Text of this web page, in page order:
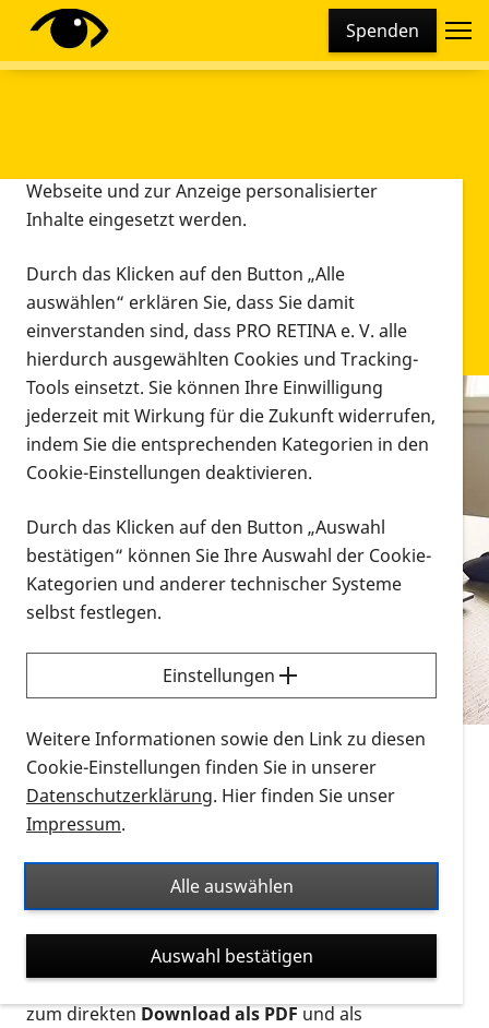
Spenden
Infomaterial
Infomaterial
Vorlesen
Alle Infomaterialien in verschiedenen
Formaten an einem Ort
Sie möchten wissen, wie Sie nach Infonmaterial
suchen und dieses bestellen bzw. herunterladen
können? Schauen Sie sich dieErklärvideos zum
Thema Infomaterial auf der PRO RETINA-Website
für blinde und sehbehinderte Menschen an.
Auf dieser Seite finden Sie sämtliches Infomaterial
Ort. Nutzen Sie den Formatfilter, um ausschließlich
nach Flyern und Broschüren, Audios oder Videos zu
suchen. Die meisten Flyer und Broschüren werden in
verschiedenen Formaten angeboten: zur
postalischen Bestellung als gedruckte Variante
zum direktenDownload als PDFund als
Diese Webseite setzt verschiedene Cookies und
Tracking-Tools ein. Dies beinhaltet Cookies und
Webseite und zur Anzeige personalisierter
Inhalte eingesetzt werden.
Durch das Klicken auf den Button „Alle
auswählen“ erklären Sie, dass Sie damit
einverstanden sind, dass PRO RETINA e. V. alle
hierdurch ausgewählten Cookies und Tracking-
Tools einsetzt. Sie können Ihre Einwilligung
jederzeit mit Wirkung für die Zukunft widerrufen,
indem Sie die entsprechenden Kategorien in den
Cookie-Einstellungen deaktivieren.
Durch das Klicken auf den Button „Auswahl
bestätigen“ können Sie Ihre Auswahl der Cookie-
Kategorien und anderer technischer Systeme
selbst festlegen.
Einstellungen
Weitere Informationen sowie den Link zu diesen
Cookie-Einstellungen finden Sie in unserer
Datenschutzerklärung. Hier finden Sie unser
Impressum.
Alle auswählen
Auswahl bestätigen